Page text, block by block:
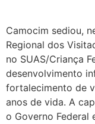
Camocim sediou,
Regional dos
no SUAS/Criança
desenvolvimento
fortalecimento de
anos de vida. A
o Governo Federal